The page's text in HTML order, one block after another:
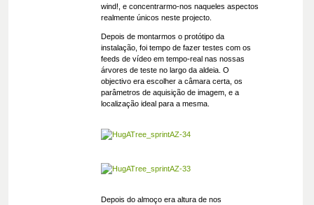
wind!, e concentrarmo-nos naqueles aspectos
realmente únicos neste projecto.
Depois de montarmos o protótipo da
instalação, foi tempo de fazer testes com os
feeds de vídeo em tempo-real nas nossas
árvores de teste no largo da aldeia. O
objectivo era escolher a câmara certa, os
parâmetros de aquisição de imagem, e a
localização ideal para a mesma.
Depois do almoço era altura de nos